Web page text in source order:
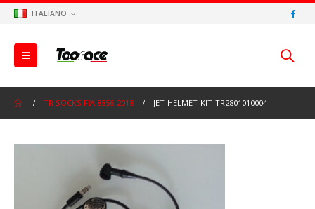
ITALIANO
TR SOCKS FIA 8856-2018 JET-HELMET-KIT-TR2801010004